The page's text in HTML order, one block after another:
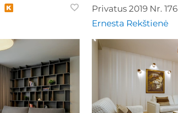
Privatus 2019 Nr. 176
Ernesta Rekštienė